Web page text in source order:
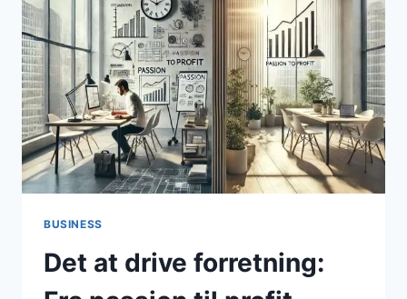
I
OKTOBER
BUSINESS
Det at drive forretning: